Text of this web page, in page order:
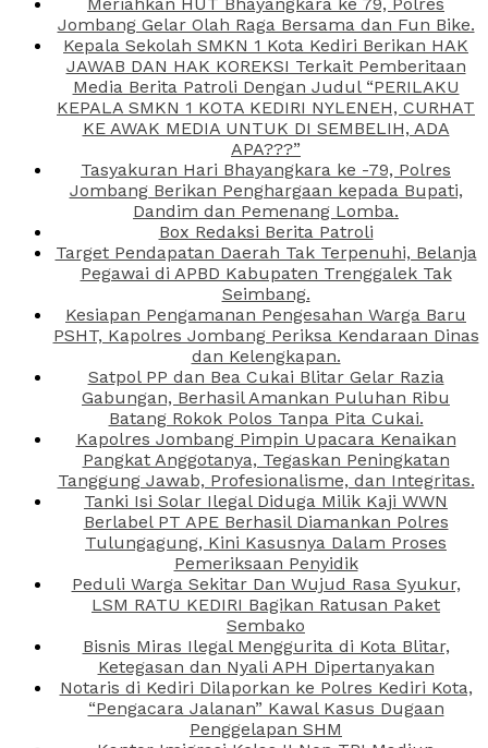
Jombang Gelar Olah Raga Bersama dan Fun Bike.
Kepala Sekolah SMKN 1 Kota Kediri Berikan HAK
JAWAB DAN HAK KOREKSI Terkait Pemberitaan
Media Berita Patroli Dengan Judul “PERILAKU
KEPALA SMKN 1 KOTA KEDIRI NYLENEH, CURHAT
KE AWAK MEDIA UNTUK DI SEMBELIH, ADA
APA???”
Tasyakuran Hari Bhayangkara ke -79, Polres
Jombang Berikan Penghargaan kepada Bupati,
Dandim dan Pemenang Lomba.
Box Redaksi Berita Patroli
Target Pendapatan Daerah Tak Terpenuhi, Belanja
Pegawai di APBD Kabupaten Trenggalek Tak
Seimbang.
Kesiapan Pengamanan Pengesahan Warga Baru
PSHT, Kapolres Jombang Periksa Kendaraan Dinas
dan Kelengkapan.
Satpol PP dan Bea Cukai Blitar Gelar Razia
Gabungan, Berhasil Amankan Puluhan Ribu
Batang Rokok Polos Tanpa Pita Cukai.
Kapolres Jombang Pimpin Upacara Kenaikan
Pangkat Anggotanya, Tegaskan Peningkatan
Tanggung Jawab, Profesionalisme, dan Integritas.
Tanki Isi Solar Ilegal Diduga Milik Kaji WWN
Berlabel PT APE Berhasil Diamankan Polres
Tulungagung, Kini Kasusnya Dalam Proses
Pemeriksaan Penyidik
Peduli Warga Sekitar Dan Wujud Rasa Syukur,
LSM RATU KEDIRI Bagikan Ratusan Paket
Sembako
Bisnis Miras Ilegal Menggurita di Kota Blitar,
Ketegasan dan Nyali APH Dipertanyakan
Notaris di Kediri Dilaporkan ke Polres Kediri Kota,
“Pengacara Jalanan” Kawal Kasus Dugaan
Penggelapan SHM